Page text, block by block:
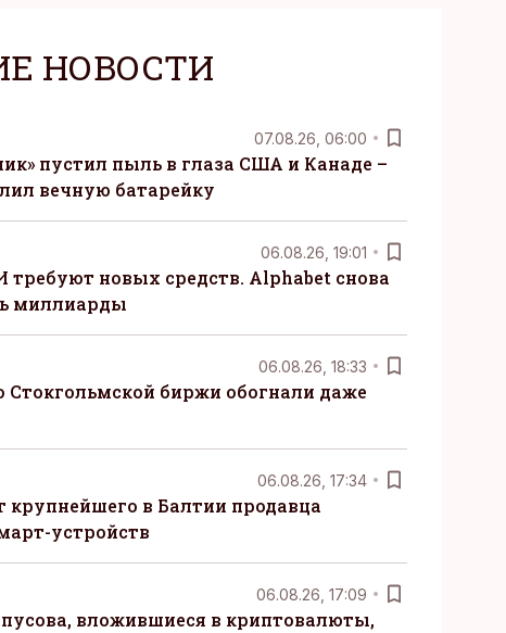
НОВОСТИ
07.08.26, 06:00
пустил пыль в глаза США и Канаде –
вечную батарейку
06.08.26, 19:01
требуют новых средств. Alphabet снова
миллиарды
06.08.26, 18:33
Стокгольмской биржи обогнали даже
06.08.26, 17:34
крупнейшего в Балтии продавца
устройств
06.08.26, 17:09
вложившиеся в криптовалюты,